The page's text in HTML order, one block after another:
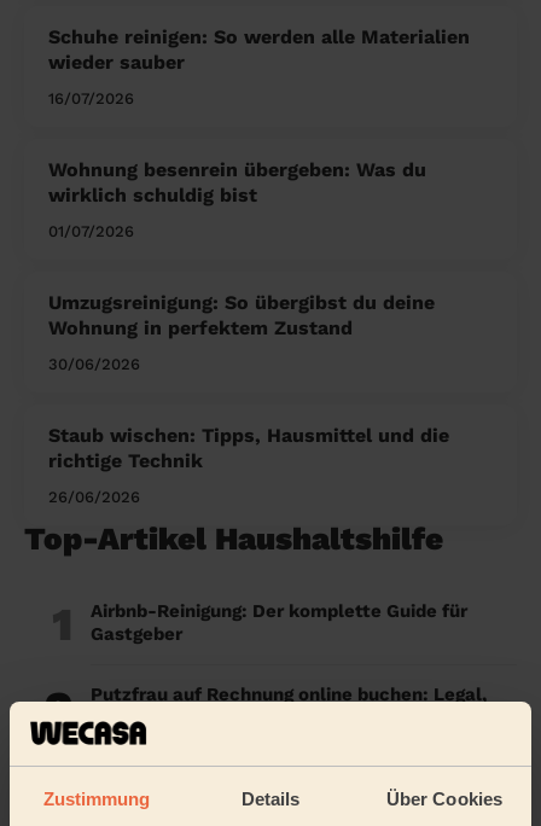
Zustimmung Details Über Cookies
Schuhe reinigen: So werden alle Materialien
wieder sauber
16/07/2026
Wohnung besenrein übergeben: Was du
wirklich schuldig bist
01/07/2026
Umzugsreinigung: So übergibst du deine
Wohnung in perfektem Zustand
30/06/2026
Staub wischen: Tipps, Hausmittel und die
richtige Technik
26/06/2026
Top-Artikel Haushaltshilfe
1
Airbnb-Reinigung: Der komplette Guide für
Gastgeber
2
Putzfrau auf Rechnung online buchen: Legal,
flexibel & steuerlich absetzbar
3